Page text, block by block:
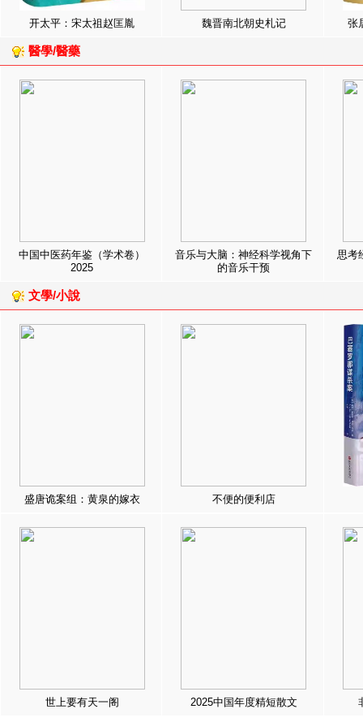
开太平：宋太祖赵匡胤 魏晋南北朝史札记 张
醫學/醫藥
中国中医药年鉴（学术卷）
2025
音乐与大脑：神经科学视角下
的音乐干预
思考
文學/小說
盛唐诡案组：黄泉的嫁衣 不便的便利店
世上要有天一阁 2025中国年度精短散文